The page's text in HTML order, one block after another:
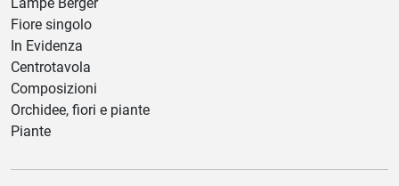
Fiore singolo
In Evidenza
Centrotavola
Composizioni
Orchidee, fiori e piante
Piante